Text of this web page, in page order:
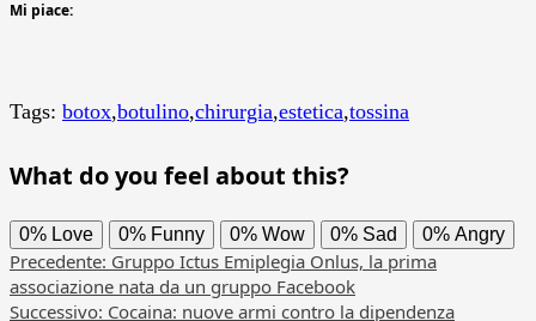
Mi piace:
Tags: botox,botulino,chirurgia,estetica,tossina
What do you feel about this?
0% Love 0% Funny 0% Wow 0% Sad 0% Angry
Navigazione
articolo
Precedente: Gruppo Ictus Emiplegia Onlus, la prima
associazione nata da un gruppo Facebook
Successivo: Cocaina: nuove armi contro la dipendenza